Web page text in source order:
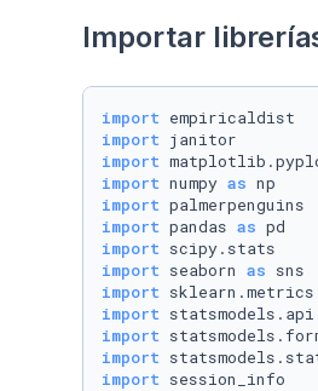
Importar
import
import
import
import numpy as
import
import pandas as
import
import seaborn as
import
import statsmodels.api
import
import
import session_info